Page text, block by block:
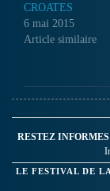
CROATES
6 mai 2015
Article similaire
RESTEZ
LE FESTIVAL DE